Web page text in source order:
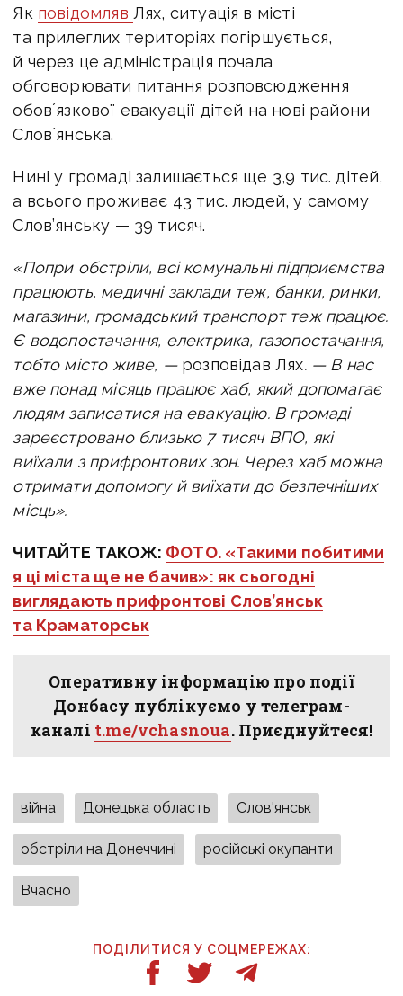
Як повідомляв Лях, ситуація в місті
та прилеглих територіях погіршується,
й через це адміністрація почала
обговорювати питання розповсюдження
обовʼязкової евакуації дітей на нові райони
Словʼянська.
Нині у громаді залишається ще 3,9 тис. дітей,
а всього проживає 43 тис. людей, у самому
Слов’янську — 39 тисяч.
«Попри обстріли, всі комунальні підприємства
працюють, медичні заклади теж, банки, ринки,
магазини, громадський транспорт теж працює.
Є водопостачання, електрика, газопостачання,
тобто місто живе, — розповідав Лях. — В нас
вже понад місяць працює хаб, який допомагає
людям записатися на евакуацію. В громаді
зареєстровано близько 7 тисяч ВПО, які
виїхали з прифронтових зон. Через хаб можна
отримати допомогу й виїхати до безпечніших
місць».
ЧИТАЙТЕ ТАКОЖ: ФОТО. «Такими побитими
я ці міста ще не бачив»: як сьогодні
виглядають прифронтові Слов’янськ
та Краматорськ
Оперативну інформацію про події
Донбасу публікуємо у телеграм-
каналі t.me/vchasnoua. Приєднуйтеся!
війна Донецька область Слов'янськ
обстріли на Донеччині російські окупанти
Вчасно
ПОДІЛИТИСЯ У СОЦМЕРЕЖАХ: